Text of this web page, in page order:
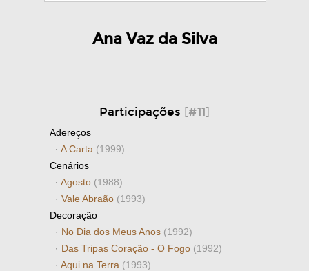
Ana Vaz da Silva
Participações [#11]
Adereços
· A Carta (1999)
Cenários
· Agosto (1988)
· Vale Abraão (1993)
Decoração
· No Dia dos Meus Anos (1992)
· Das Tripas Coração - O Fogo (1992)
· Aqui na Terra (1993)